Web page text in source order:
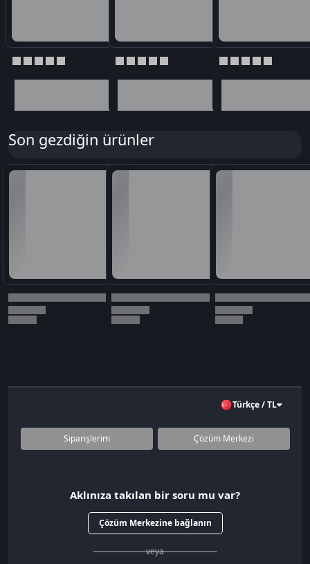
Son gezdiğin ürünler
Türkçe / TL
Siparişlerim Çözüm Merkezi
Aklınıza takılan bir soru mu var?
Çözüm Merkezine bağlanın
veya